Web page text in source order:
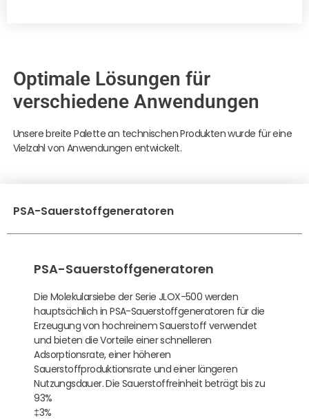
Optimale Lösungen für
verschiedene Anwendungen
Unsere breite Palette an technischen Produkten wurde für eine
Vielzahl von Anwendungen entwickelt.
PSA-Sauerstoffgeneratoren
PSA-Sauerstoffgeneratoren
Die Molekularsiebe der Serie JLOX-500 werden
hauptsächlich in PSA-Sauerstoffgeneratoren für die
Erzeugung von hochreinem Sauerstoff verwendet
und bieten die Vorteile einer schnelleren
Adsorptionsrate, einer höheren
Sauerstoffproduktionsrate und einer längeren
Nutzungsdauer. Die Sauerstoffreinheit beträgt bis zu
93%
‡3%